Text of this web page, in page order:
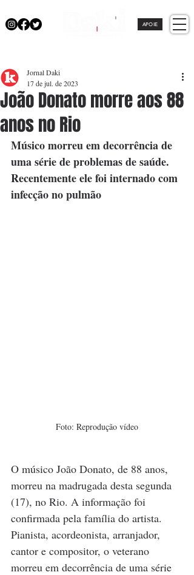
APOIE
João Donato morre aos 88
anos no Rio
Jornal Daki
17 de jul. de 2023
Músico morreu em decorrência de
uma série de problemas de saúde.
Recentemente ele foi internado com
infecção no pulmão
Foto: Reprodução vídeo
O músico João Donato, de 88 anos,
morreu na madrugada desta segunda
(17), no Rio. A informação foi
confirmada pela família do artista.
Pianista, acordeonista, arranjador,
cantor e compositor, o veterano
morreu em decorrência de uma série